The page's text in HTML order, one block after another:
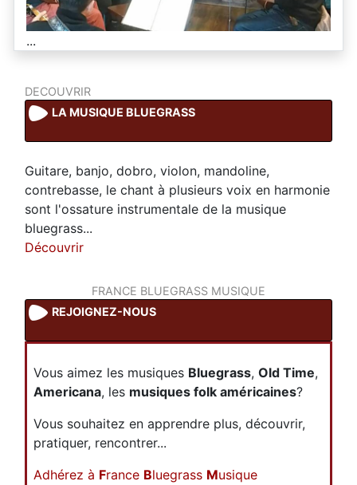
...
DECOUVRIR
LA MUSIQUE BLUEGRASS
Guitare, banjo, dobro, violon, mandoline,
contrebasse, le chant à plusieurs voix en harmonie
sont l'ossature instrumentale de la musique
bluegrass...
Découvrir
FRANCE BLUEGRASS MUSIQUE
REJOIGNEZ-NOUS
Vous aimez les musiques Bluegrass, Old Time,
Americana, les musiques folk américaines?
Vous souhaitez en apprendre plus, découvrir,
pratiquer, rencontrer...
Adhérez à France Bluegrass Musique